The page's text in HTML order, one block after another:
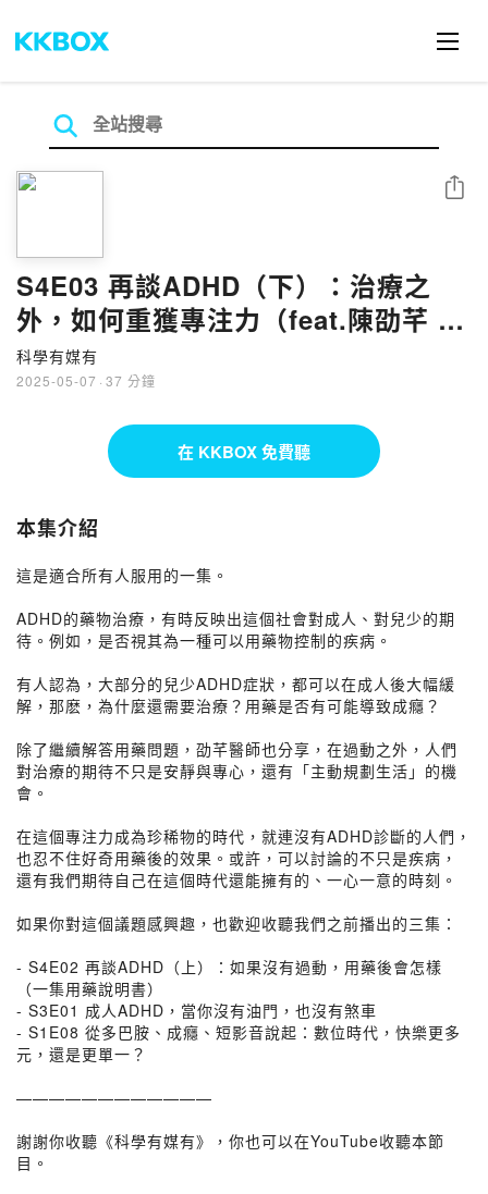
S4E03 再談ADHD（下）：治療之
外，如何重獲專注力（feat.陳劭芊 國
泰綜合醫院精神科主治醫師）
科學有媒有
2025-05-07 · 37 分鐘
分享
在 KKBOX 免費聽
本集介紹
這是適合所有人服用的一集。
ADHD的藥物治療，有時反映出這個社會對成人、對兒少的期
待。例如，是否視其為一種可以用藥物控制的疾病。
有人認為，大部分的兒少ADHD症狀，都可以在成人後大幅緩
解，那麽，為什麼還需要治療？用藥是否有可能導致成癮？
除了繼續解答用藥問題，劭芊醫師也分享，在過動之外，人們
對治療的期待不只是安靜與專心，還有「主動規劃生活」的機
會。
在這個專注力成為珍稀物的時代，就連沒有ADHD診斷的人們，
也忍不住好奇用藥後的效果。或許，可以討論的不只是疾病，
還有我們期待自己在這個時代還能擁有的、一心一意的時刻。
如果你對這個議題感興趣，也歡迎收聽我們之前播出的三集：
- S4E02 再談ADHD（上）：如果沒有過動，用藥後會怎樣
（一集用藥說明書）
- S3E01 成人ADHD，當你沒有油門，也沒有煞車
- S1E08 從多巴胺、成癮、短影音說起：數位時代，快樂更多
元，還是更單一？
————————————
謝謝你收聽《科學有媒有》，你也可以在YouTube收聽本節
目。